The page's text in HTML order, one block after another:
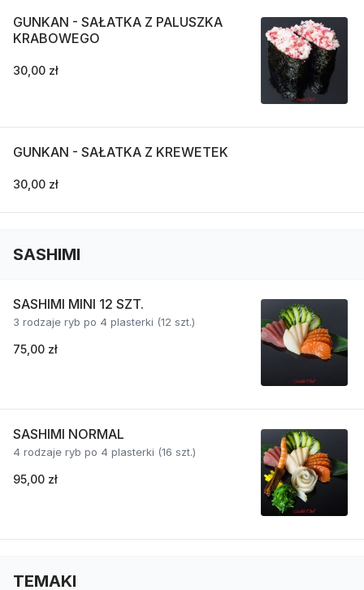
GUNKAN - SAŁATKA Z PALUSZKA
KRABOWEGO
30,00 zł
GUNKAN - SAŁATKA Z KREWETEK
30,00 zł
SASHIMI
SASHIMI MINI 12 SZT.
3 rodzaje ryb po 4 plasterki (12 szt.)
75,00 zł
SASHIMI NORMAL
4 rodzaje ryb po 4 plasterki (16 szt.)
95,00 zł
TEMAKI